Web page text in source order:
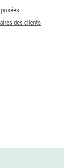
des clients